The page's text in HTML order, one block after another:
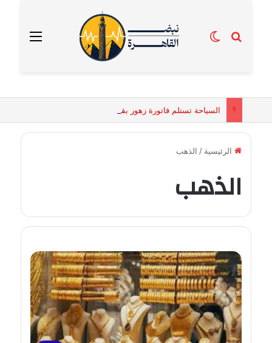
القائمة بحث عنالوضع المظلم
الرئيسية / الذهب
الذهب